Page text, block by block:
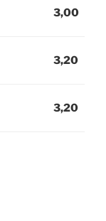
3,00
3,20
3,20